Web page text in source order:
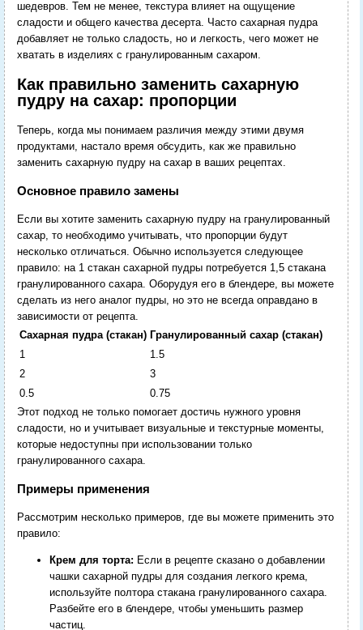
шедевров. Тем не менее, текстура влияет на ощущение
сладости и общего качества десерта. Часто сахарная пудра
добавляет не только сладость, но и легкость, чего может не
хватать в изделиях с гранулированным сахаром.
Как правильно заменить сахарную
пудру на сахар: пропорции
Теперь, когда мы понимаем различия между этими двумя
продуктами, настало время обсудить, как же правильно
заменить сахарную пудру на сахар в ваших рецептах.
Основное правило замены
Если вы хотите заменить сахарную пудру на гранулированный
сахар, то необходимо учитывать, что пропорции будут
несколько отличаться. Обычно используется следующее
правило: на 1 стакан сахарной пудры потребуется 1,5 стакана
гранулированного сахара. Оборудуя его в блендере, вы можете
сделать из него аналог пудры, но это не всегда оправдано в
зависимости от рецепта.
Сахарная пудра (стакан) Гранулированный сахар (стакан)
1
1.5
2
3
0.5
0.75
Этот подход не только помогает достичь нужного уровня
сладости, но и учитывает визуальные и текстурные моменты,
которые недоступны при использовании только
гранулированного сахара.
Примеры применения
Рассмотрим несколько примеров, где вы можете применить это
правило:
Крем для торта: Если в рецепте сказано о добавлении
чашки сахарной пудры для создания легкого крема,
используйте полтора стакана гранулированного сахара.
Разбейте его в блендере, чтобы уменьшить размер
частиц.